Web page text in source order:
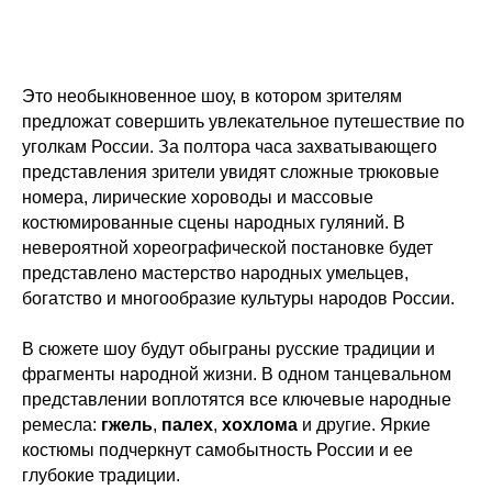
Это необыкновенное шоу, в котором зрителям
предложат совершить увлекательное путешествие по
уголкам России. За полтора часа захватывающего
представления зрители увидят сложные трюковые
номера, лирические хороводы и массовые
костюмированные сцены народных гуляний. В
невероятной хореографической постановке будет
представлено мастерство народных умельцев,
богатство и многообразие культуры народов России.
В сюжете шоу будут обыграны русские традиции и
фрагменты народной жизни. В одном танцевальном
представлении воплотятся все ключевые народные
ремесла: гжель, палех, хохлома и другие. Яркие
костюмы подчеркнут самобытность России и ее
глубокие традиции.